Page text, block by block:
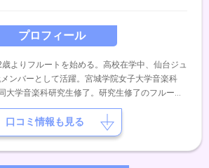
プロフィール
よりフルートを始める。高校在学中、仙台ジュ
ンバーとして活躍。宮城学院女子大学音楽科
大学音楽科研究生修了。研究生修了のフルート
在学中より、ブライダル、パーティー、イベン
共演を始める。卒業後、太平洋フェリー株式会
”船上コンサート“に出演。また、音楽教室やカ
口コミ情報も見る